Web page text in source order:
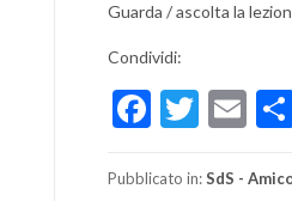
Guarda / ascolta la
Condividi:
Pubblicato in:SdS -